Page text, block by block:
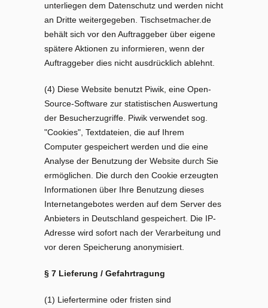
unterliegen dem Datenschutz und werden nicht
an Dritte weitergegeben. Tischsetmacher.de
behält sich vor den Auftraggeber über eigene
spätere Aktionen zu informieren, wenn der
Auftraggeber dies nicht ausdrücklich ablehnt.
(4) Diese Website benutzt Piwik, eine Open-
Source-Software zur statistischen Auswertung
der Besucherzugriffe. Piwik verwendet sog.
"Cookies", Textdateien, die auf Ihrem
Computer gespeichert werden und die eine
Analyse der Benutzung der Website durch Sie
ermöglichen. Die durch den Cookie erzeugten
Informationen über Ihre Benutzung dieses
Internetangebotes werden auf dem Server des
Anbieters in Deutschland gespeichert. Die IP-
Adresse wird sofort nach der Verarbeitung und
vor deren Speicherung anonymisiert.
§ 7 Lieferung / Gefahrtragung
(1) Liefertermine oder fristen sind